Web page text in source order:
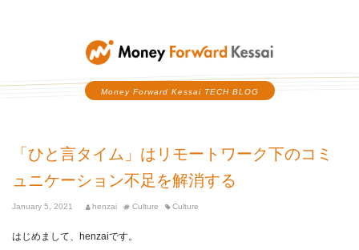
Money Forward Kessai
Money Forward Kessai TECH BLOG
「ひと言タイム」はリモートワーク下のコミ
ュニケーション不足を解消する
January 5, 2021 henzai Culture Culture
はじめまして、henzaiです。